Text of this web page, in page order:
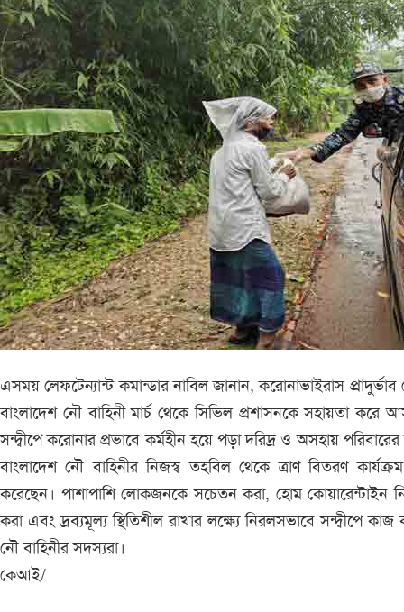
এসময় লেফটেন্যান্ট কমান্ডার নাবিল জানান, করোনাভাইরাস প্রাদুর্ভাব
বাংলাদেশ নৌ বাহিনী মার্চ থেকে সিভিল প্রশাসনকে সহায়তা করে
সন্দ্বীপে করোনার প্রভাবে কর্মহীন হয়ে পড়া দরিদ্র ও অসহায়
বাংলাদেশ নৌ বাহিনীর নিজস্ব তহবিল থেকে ত্রাণ বিতরণ
করেছেন। পাশাপাশি লোকজনকে সচেতন করা, হোম কোয়ারেন্টাইন
করা এবং দ্রব্যমূল্য স্থিতিশীল রাখার লক্ষ্যে নিরলসভাবে সন্দ্বীপে কাজ
নৌ বাহিনীর সদস্যরা।
কেআই/